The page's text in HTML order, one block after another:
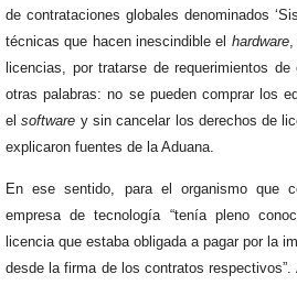
de contrataciones globales denominados
técnicas que hacen inescindible el hardware,
licencias, por tratarse de requerimientos
otras palabras: no se pueden comprar los
el software y sin cancelar los derechos de
explicaron fuentes de la Aduana.
En ese sentido, para el organismo que
empresa de tecnología “tenía pleno
licencia que estaba obligada a pagar por la
desde la firma de los contratos